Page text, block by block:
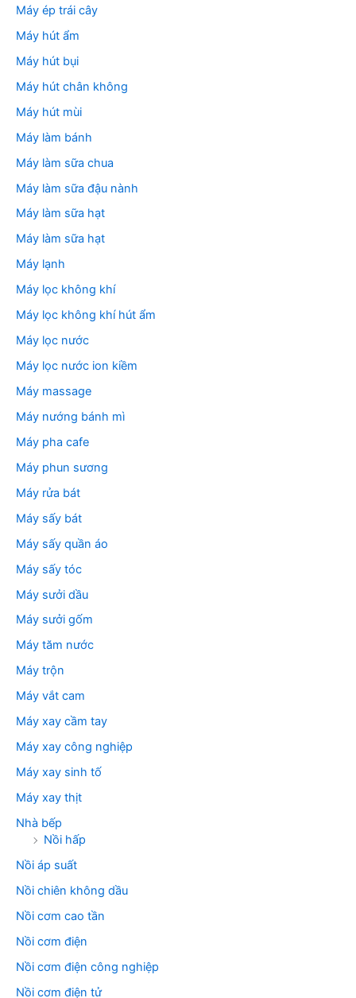
Máy ép trái cây
Máy hút ẩm
Máy hút bụi
Máy hút chân không
Máy hút mùi
Máy làm bánh
Máy làm sữa chua
Máy làm sữa đậu nành
Máy làm sữa hạt
Máy làm sữa hạt
Máy lạnh
Máy lọc không khí
Máy lọc không khí hút ẩm
Máy lọc nước
Máy lọc nước ion kiềm
Máy massage
Máy nướng bánh mì
Máy pha cafe
Máy phun sương
Máy rửa bát
Máy sấy bát
Máy sấy quần áo
Máy sấy tóc
Máy sưởi dầu
Máy sưởi gốm
Máy tăm nước
Máy trộn
Máy vắt cam
Máy xay cầm tay
Máy xay công nghiệp
Máy xay sinh tố
Máy xay thịt
Nhà bếp
Nồi hấp
Nồi áp suất
Nồi chiên không dầu
Nồi cơm cao tần
Nồi cơm điện
Nồi cơm điện công nghiệp
Nồi cơm điện tử